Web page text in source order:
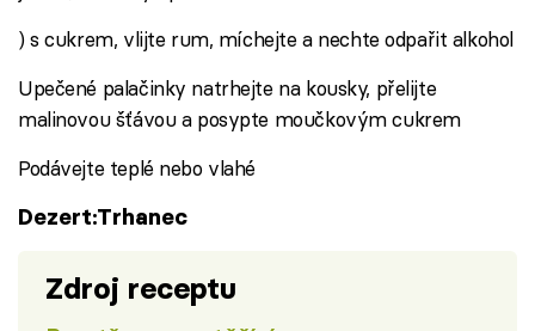
) s cukrem, vlijte rum, míchejte a nechte odpařit alkohol
Upečené palačinky natrhejte na kousky, přelijte
malinovou šťávou a posypte moučkovým cukrem
Podávejte teplé nebo vlahé
Dezert:Trhanec
Zdroj receptu